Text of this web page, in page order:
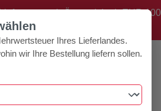
nach Österreich ab EUR 100
+++
Ihres Lieferlandes.
wir Ihre Bestellung liefern sollen.